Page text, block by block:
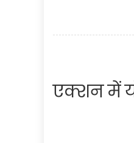
एक्शन में